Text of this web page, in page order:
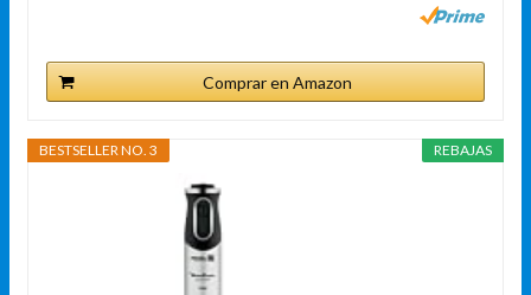
Comprar en Amazon
REBAJAS
BESTSELLER NO. 3